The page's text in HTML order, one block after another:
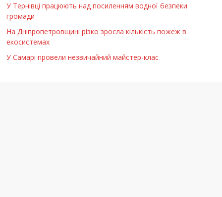
У Тернівці працюють над посиленням водної безпеки
громади
На Дніпропетровщині різко зросла кількість пожеж в
екосистемах
У Самарі провели незвичайний майстер-клас